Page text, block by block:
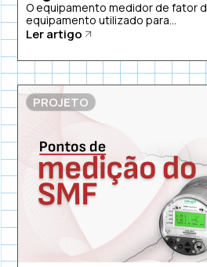
O equipamento medidor de fator
equipamento utilizado para...
Ler artigo
PROJETO